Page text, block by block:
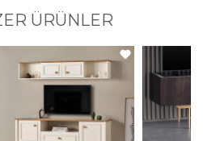
ÜRÜNLER